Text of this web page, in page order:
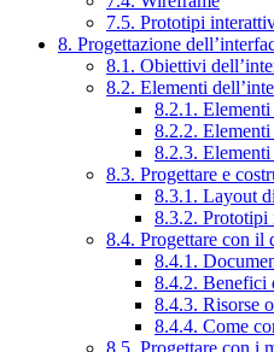
7.5. Prototipi
8. Progettazione
8.1. Obiettivi
8.2. Elementi
8.2.1.
8.2.2.
8.2.3.
8.3. Progettare e
8.3.1. Layout
8.3.2. Prototipi
8.4. Progettare con il
8.4.1.
8.4.2. Benefici
8.4.3. Risorse
8.4.4. Come
8.5. Progettare con i